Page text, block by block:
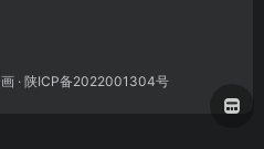
· 陕ICP备2022001304号